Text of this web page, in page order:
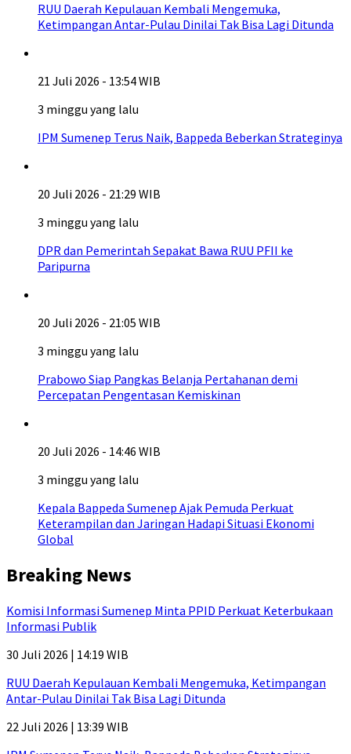
RUU Daerah Kepulauan Kembali Mengemuka,
Ketimpangan Antar-Pulau Dinilai Tak Bisa Lagi Ditunda
21 Juli 2026 - 13:54 WIB
3 minggu yang lalu
IPM Sumenep Terus Naik, Bappeda Beberkan Strateginya
20 Juli 2026 - 21:29 WIB
3 minggu yang lalu
DPR dan Pemerintah Sepakat Bawa RUU PFII ke
Paripurna
20 Juli 2026 - 21:05 WIB
3 minggu yang lalu
Prabowo Siap Pangkas Belanja Pertahanan demi
Percepatan Pengentasan Kemiskinan
20 Juli 2026 - 14:46 WIB
3 minggu yang lalu
Kepala Bappeda Sumenep Ajak Pemuda Perkuat
Keterampilan dan Jaringan Hadapi Situasi Ekonomi
Global
Breaking News
Komisi Informasi Sumenep Minta PPID Perkuat Keterbukaan
Informasi Publik
30 Juli 2026 | 14:19 WIB
RUU Daerah Kepulauan Kembali Mengemuka, Ketimpangan
Antar-Pulau Dinilai Tak Bisa Lagi Ditunda
22 Juli 2026 | 13:39 WIB